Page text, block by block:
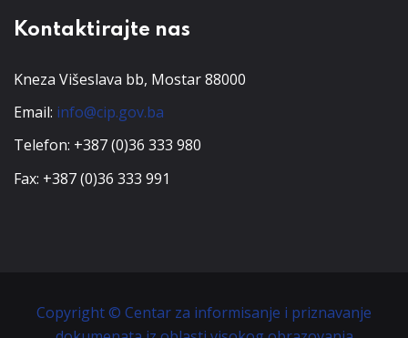
Kontaktirajte nas
Kneza Višeslava bb, Mostar 88000
Email: info@cip.gov.ba
Telefon: +387 (0)36 333 980
Fax: +387 (0)36 333 991
Copyright © Centar za informisanje i priznavanje